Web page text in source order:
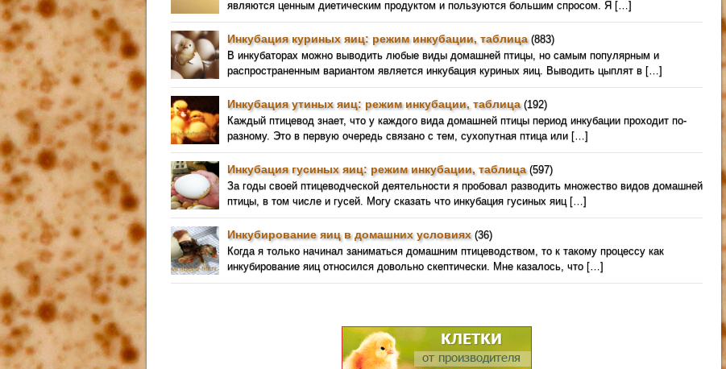
являются ценным диетическим продуктом и пользуются большим спросом. Я […]
Инкубация куриных яиц: режим инкубации, таблица(883)
В инкубаторах можно выводить любые виды домашней птицы, но самым популярным и
распространенным вариантом является инкубация куриных яиц. Выводить цыплят в […]
Инкубация утиных яиц: режим инкубации, таблица(192)
Каждый птицевод знает, что у каждого вида домашней птицы период инкубации проходит по-
разному. Это в первую очередь связано с тем, сухопутная птица или […]
Инкубация гусиных яиц: режим инкубации, таблица(597)
За годы своей птицеводческой деятельности я пробовал разводить множество видов домашней
птицы, в том числе и гусей. Могу сказать что инкубация гусиных яиц […]
Инкубирование яиц в домашних условиях(36)
Когда я только начинал заниматься домашним птицеводством, то к такому процессу как
инкубирование яиц относился довольно скептически. Мне казалось, что […]